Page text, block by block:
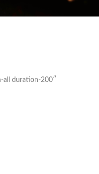
all duration-200″